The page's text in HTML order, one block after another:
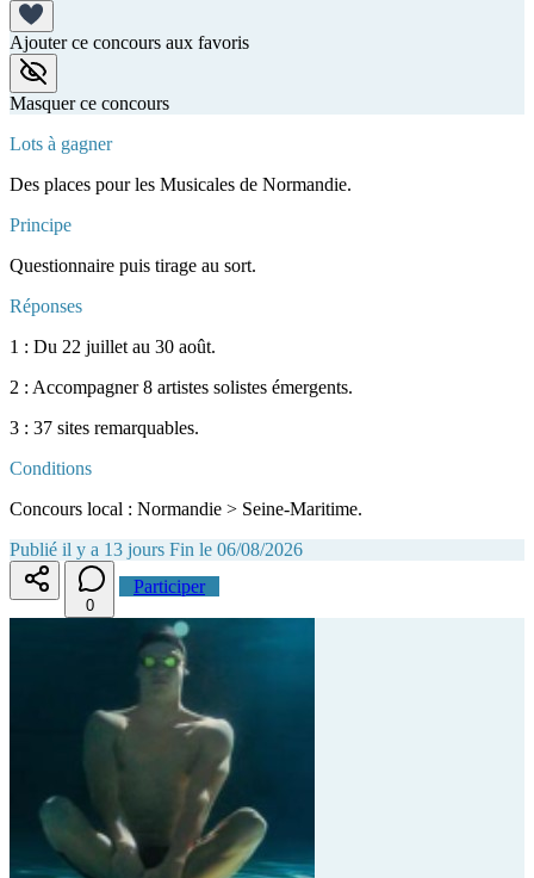
Ajouter ce concours aux favoris
Masquer ce concours
Lots à gagner
Des places pour les Musicales de Normandie.
Principe
Questionnaire puis tirage au sort.
Réponses
1 : Du 22 juillet au 30 août.
2 : Accompagner 8 artistes solistes émergents.
3 : 37 sites remarquables.
Conditions
Concours local : Normandie > Seine-Maritime.
Publié il y a 13 jours Fin le 06/08/2026
0
Participer